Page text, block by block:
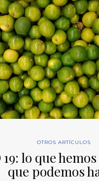
OTROS ARTÍCULOS
19: lo que
que podemos